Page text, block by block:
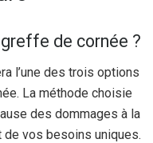
de cornée ?
l’une des trois options
La méthode choisie
des dommages à la
de vos besoins uniques.